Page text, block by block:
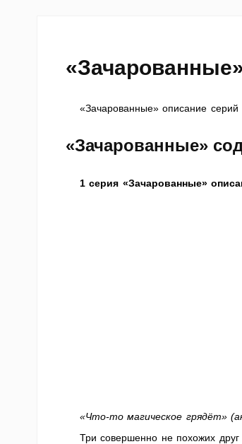
«Зачарованные» описание серий
«Зачарованные»
1 серия «Зачарованные»
«Что-то магическое грядёт»
Три совершенно не похожих друг